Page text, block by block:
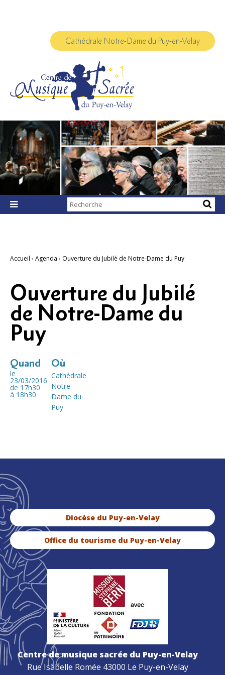
Cathédrale Notre-Dame du Puy-en-Velay

Chercher par
Recherche
Accueil › Agenda › Ouverture du Jubilé de Notre-Dame du Puy
Ouverture du Jubilé
de Notre-Dame du
Puy
Quand
le
23/03/2016
de 17h30
à 18h30
Où
Cathédrale
Notre-
Dame du
Puy
Diocèse du Puy-en-Velay
Office du tourisme du Puy-en-Velay
Centre de musique sacrée du Puy-en-Velay
Rue Isabelle Romée 43000 Le Puy-en-Velay